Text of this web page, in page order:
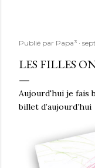
Publié par Papa³
LES FILLES
Aujourd'hui je fais
billet d’aujourd’hui